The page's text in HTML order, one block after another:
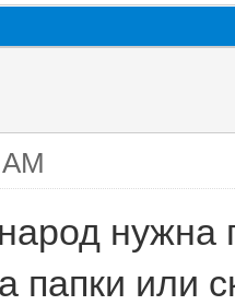
папки или